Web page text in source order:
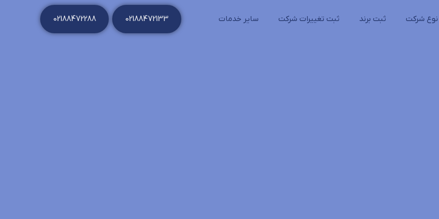
نوع شرکت ثبت برند ثبت تغییرات شرکت سایر خدمات 02188472133
02188472288